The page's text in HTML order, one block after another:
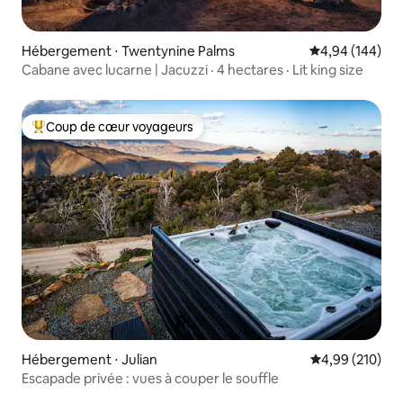
Hébergement ⋅ Twentynine Palms Évaluation
4,94 (144)
Cabane avec lucarne | Jacuzzi · 4 hectares · Lit king size
Coups de cœur voyageurs les plus appréciés
Coup de cœur voyageurs
Hébergement ⋅ Julian Évaluation
4,99 (210)
Escapade privée : vues à couper le souffle